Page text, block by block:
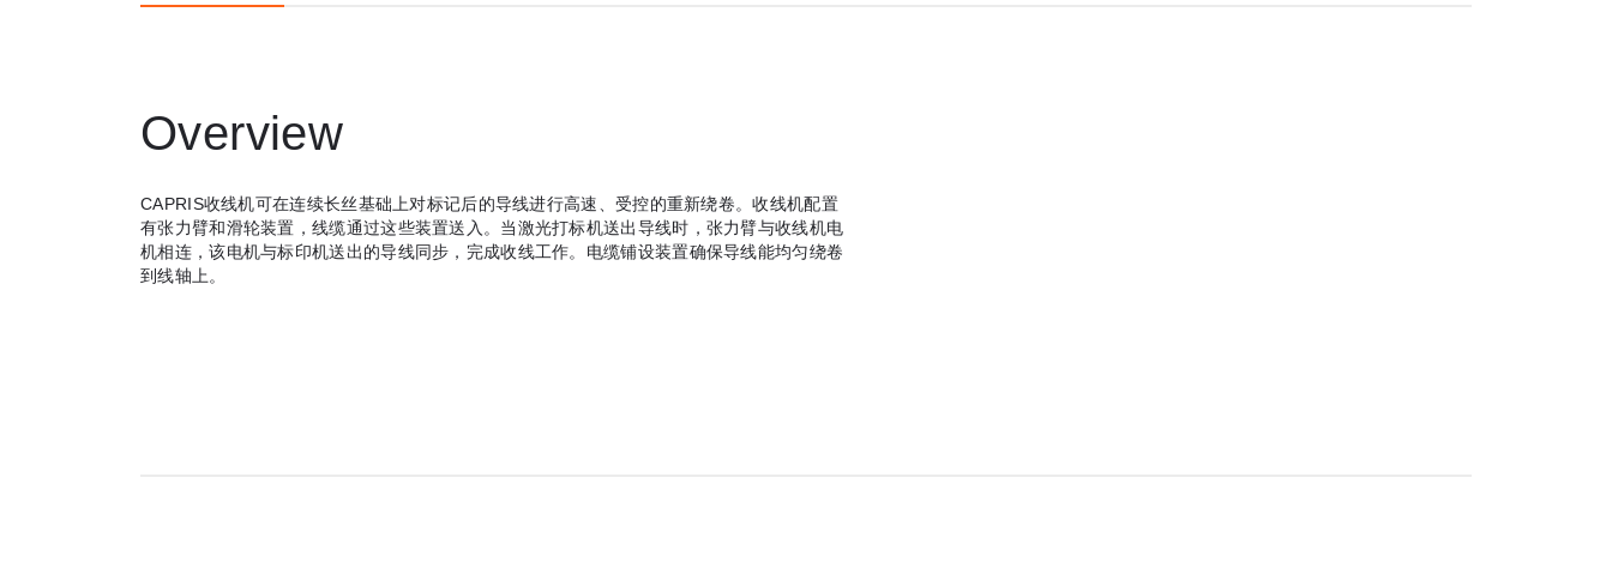
Overview
CAPRIS收线机可在连续长丝基础上对标记后的导线进行高速、受控的重新绕卷。收线机配置
有张力臂和滑轮装置，线缆通过这些装置送入。当激光打标机送出导线时，张力臂与收线机电
机相连，该电机与标印机送出的导线同步，完成收线工作。电缆铺设装置确保导线能均匀绕卷
到线轴上。